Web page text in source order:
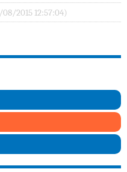
2015 12:57:04)